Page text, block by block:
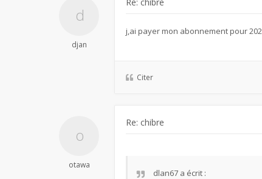
djan
j,ai payer mon abonnement pour
Citer
otawa
Re: chibre
dlan67 a écrit :